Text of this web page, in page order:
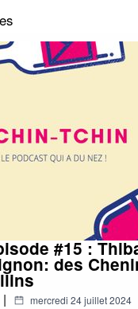
chenin bien sûr!
#15 :
des
| mercredi 24 juillet 2024